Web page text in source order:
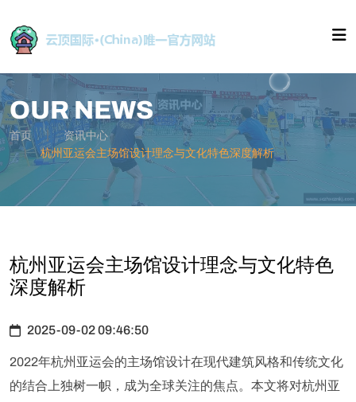
OUR NEWS
首页
资讯中心
杭州亚运会主场馆设计理念与文化特色深度解析
杭州亚运会主场馆设计理念与文化特色
深度解析
2025-09-02 09:46:50
2022年杭州亚运会的主场馆设计在现代建筑风格和传统文化
的结合上独树一帜，成为全球关注的焦点。本文将对杭州亚